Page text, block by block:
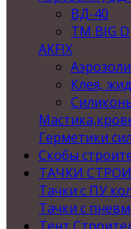
ВД-40
TM BIG D
AKFIX
Клея,
Герметики
Скобы
ТАЧКИ
Тачки с ПУ
Тачки с